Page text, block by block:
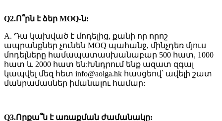
Q2.Ո՞րն է ձեր MOQ-ն:
A. Դա կախված է մոդելից, քանի որ որոշ
ապրանքներ չունեն MOQ պահանջ, մինչդեռ մյուս
մոդելները համապատասխանաբար 500 հատ, 1000
հատ և 2000 հատ են:Խնդրում ենք ազատ զգալ
կապվել մեզ հետ info@aolga.hk հասցեով՝ ավելի շատ
մանրամասներ իմանալու համար:
Q3.Որքա՞ն է առաքման ժամանակը: